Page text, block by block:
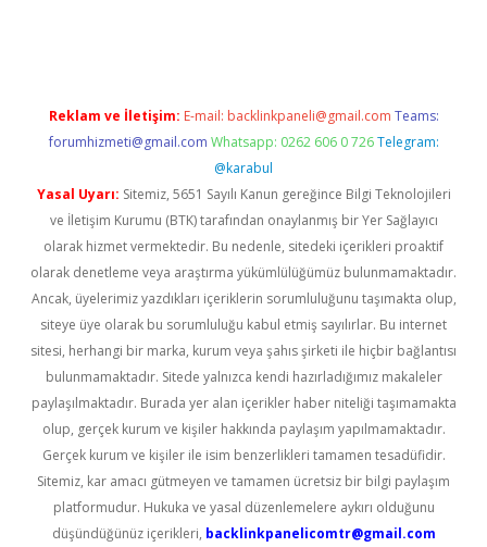
Reklam ve İletişim: E-mail: backlinkpaneli@gmail.com Teams:
forumhizmeti@gmail.com Whatsapp: 0262 606 0 726 Telegram:
@karabul
Yasal Uyarı: Sitemiz, 5651 Sayılı Kanun gereğince Bilgi Teknolojileri
ve İletişim Kurumu (BTK) tarafından onaylanmış bir Yer Sağlayıcı
olarak hizmet vermektedir. Bu nedenle, sitedeki içerikleri proaktif
olarak denetleme veya araştırma yükümlülüğümüz bulunmamaktadır.
Ancak, üyelerimiz yazdıkları içeriklerin sorumluluğunu taşımakta olup,
siteye üye olarak bu sorumluluğu kabul etmiş sayılırlar. Bu internet
sitesi, herhangi bir marka, kurum veya şahıs şirketi ile hiçbir bağlantısı
bulunmamaktadır. Sitede yalnızca kendi hazırladığımız makaleler
paylaşılmaktadır. Burada yer alan içerikler haber niteliği taşımamakta
olup, gerçek kurum ve kişiler hakkında paylaşım yapılmamaktadır.
Gerçek kurum ve kişiler ile isim benzerlikleri tamamen tesadüfidir.
Sitemiz, kar amacı gütmeyen ve tamamen ücretsiz bir bilgi paylaşım
platformudur. Hukuka ve yasal düzenlemelere aykırı olduğunu
düşündüğünüz içerikleri, backlinkpanelicomtr@gmail.com